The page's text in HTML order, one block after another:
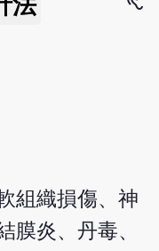
組織損傷、神
膜炎、丹毒、